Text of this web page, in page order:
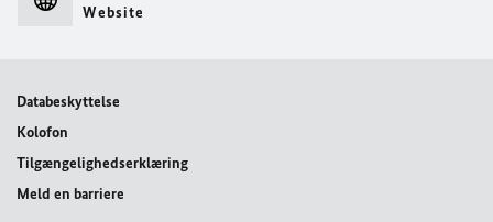
Website
Databeskyttelse
Kolofon
Tilgængelighedserklæring
Meld en barriere